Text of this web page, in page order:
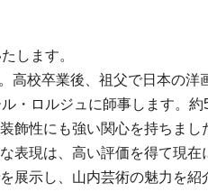
します。
高校卒業後、祖父で日本の
・ロルジュに師事します。
飾性にも強い関心を持ちま
表現は、高い評価を得て現在
展示し、山内芸術の魅力を紹